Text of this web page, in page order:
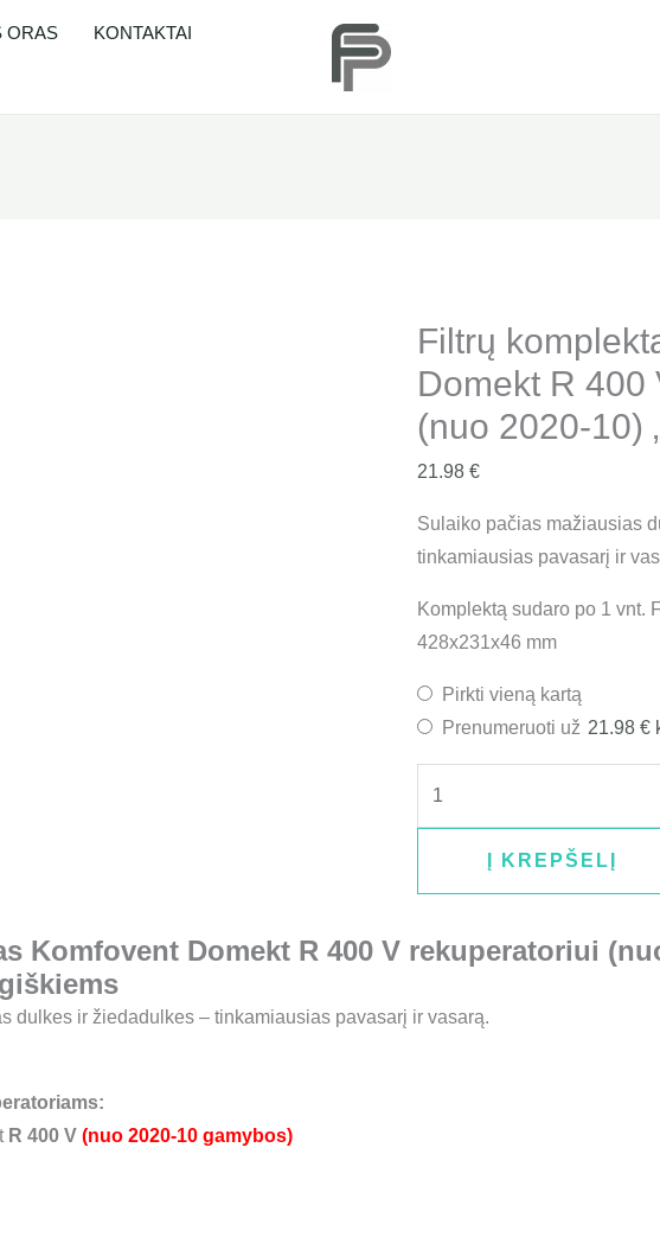
ORAS KONTAKTAI
Filtrų
Domekt R 400
(nuo 2020-10)
21.98€
Sulaiko pačias mažiausias
tinkamiausias pavasarį ir
Komplektą sudaro po 1 vnt.
428x231x46 mm
Pirkti vieną kartą
Prenumeruoti už 21.98€
(nuo
2020-
10)
"F7+M5"
Į KREPŠELĮ
Komfovent Domekt R 400 V rekuperatoriui
dulkes ir žiedadulkes – tinkamiausias pavasarį ir vasarą.
R 400 V(nuo 2020-10 gamybos)